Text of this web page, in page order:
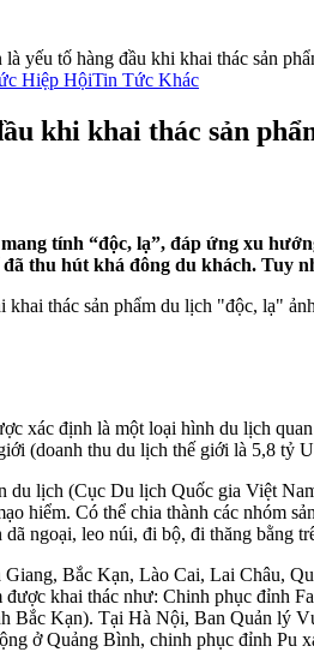
là yếu tố hàng đầu khi khai thác sản
Hiệp HộiTin Tức Khác
khi khai thác sản
tính “độc, lạ”, đáp ứng xu
thu hút khá đông du khách. Tuy
xác định là một loại hình du lịch
(doanh thu du lịch thế giới là 5,8 tỷ
du lịch (Cục Du lịch Quốc gia Việt
hiểm. Có thể chia thành các nhóm
dã ngoại, leo núi, đi bộ, đi thăng
Bắc Kạn, Lào Cai, Lai Châu,
được khai thác như: Chinh phục đỉnh
Bắc Kạn). Tại Hà Nội, Ban Quản lý
ở Quảng Bình, chinh phục đỉnh